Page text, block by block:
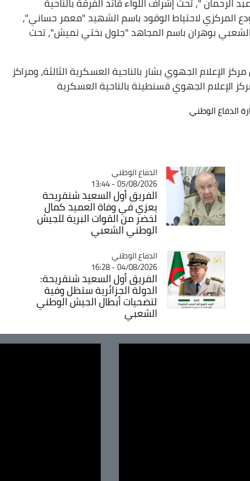
المركزي لاحتياط الوقود باسم الشهيد "معمر حساني"،
بوهران باسم المجاهد "جلول بختي نميش"، تحت
الجهوي بشار بالناحية العسكرية الثالثة، ومراكز
الإعلام الجهوي قسنطينة بالناحية العسكرية
الدفاع الوطني
Catégorie
الدفاع الوطني
05/08/2026 - 13:44
الفريق أول السعيد شنقريحة
يعزي في وفاة العميد كمال
لخضر من القوات البرية للجيش
الوطني الشعبي
Catégorie
الدفاع الوطني
04/08/2026 - 16:28
الفريق أول السعيد شنقريحة:
الدولة الجزائرية ستظل وفية
لتضحيات أبطال الجيش الوطني
الشعبي